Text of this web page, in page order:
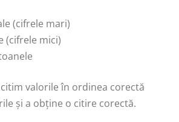
(cifrele mari)
(cifrele mici)
valorile în ordinea corectă
și a obține o citire corectă.